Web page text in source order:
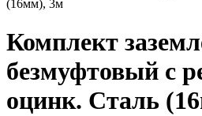
(16мм), 3м
Комплект
безмуфтовый с
оцинк. Cталь